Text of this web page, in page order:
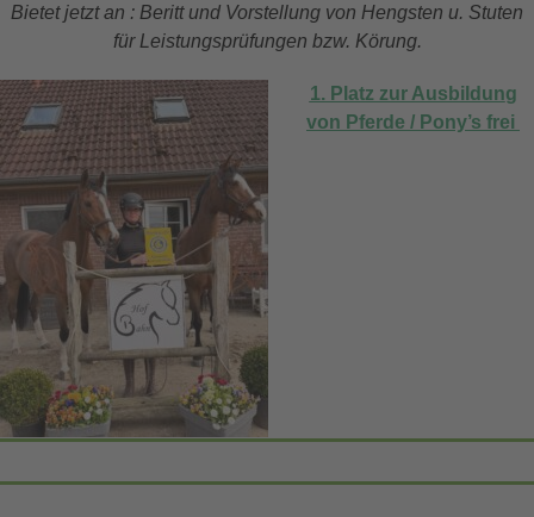
Bietetjetzt an : Beritt und Vorstellung von Hengsten u. Stuten
für Leistungsprüfungen bzw. Körung.
1. Platz zur Ausbildung
von Pferde / Pony’s frei